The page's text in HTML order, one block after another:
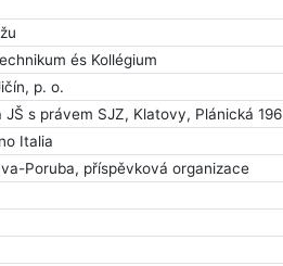
és Kollégium
p. o.
JŠ s právem SJZ, Klatovy, Plánická 196
Italia
Poruba, příspěvková organizace